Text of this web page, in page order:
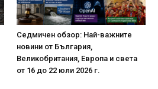
Седмичен обзор: Най-важните
новини от България,
Великобритания, Европа и света
от 16 до 22 юли 2026 г.